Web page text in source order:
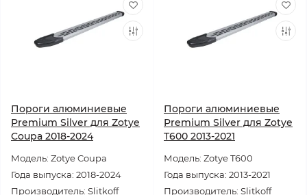
Пороги алюминиевые
Premium Silver для Zotye
Coupa 2018-2024
Модель: Zotye Coupa
Года выпуска: 2018-2024
Производитель: Slitkoff
Пороги алюминиевые
Premium Silver для Zotye
T600 2013-2021
Модель: Zotye T600
Года выпуска: 2013-2021
Производитель: Slitkoff